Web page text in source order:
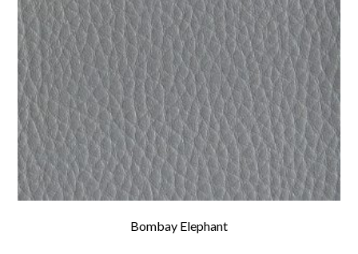
Bombay Elephant